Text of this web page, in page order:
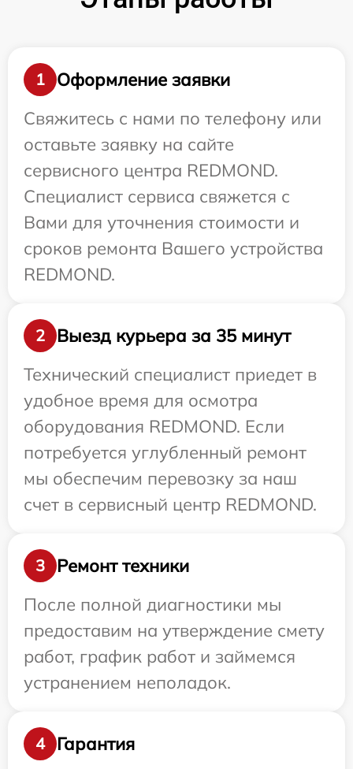
1
Оформление заявки
Свяжитесь с нами по телефону или
оставьте заявку на сайте
сервисного центра REDMOND.
Специалист сервиса свяжется с
Вами для уточнения стоимости и
сроков ремонта Вашего устройства
REDMOND.
2
Выезд курьера за 35 минут
Технический специалист приедет в
удобное время для осмотра
оборудования REDMOND. Если
потребуется углубленный ремонт
мы обеспечим перевозку за наш
счет в сервисный центр REDMOND.
3
Ремонт техники
После полной диагностики мы
предоставим на утверждение смету
работ, график работ и займемся
устранением неполадок.
4
Гарантия